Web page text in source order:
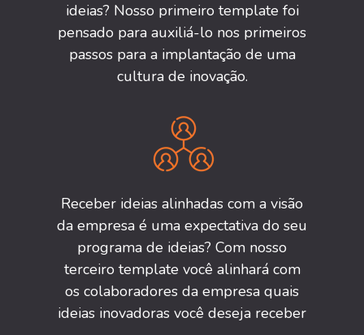
ideias? Nosso primeiro template foi
pensado para auxiliá-lo nos primeiros
passos para a implantação de uma
cultura de inovação.
Receber ideias alinhadas com a visão
da empresa é uma expectativa do seu
programa de ideias? Com nosso
terceiro template você alinhará com
os colaboradores da empresa quais
ideias inovadoras você deseja receber